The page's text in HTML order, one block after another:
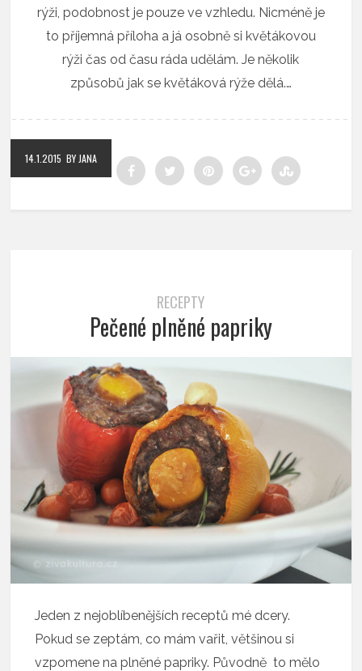
rýži, podobnost je pouze ve vzhledu. Nicméně je
to příjemná příloha a já osobně si květákovou
rýži čas od času ráda udělám. Je několik
způsobů jak se květáková rýže dělá.…
14.1.2015 BY JANA
RECEPTY
Pečené plněné papriky
Jeden z nejoblíbenějších receptů mé dcery.
Pokud se zeptám, co mám vařit, většinou si
vzpomene na plněné papriky. Původně to mělo